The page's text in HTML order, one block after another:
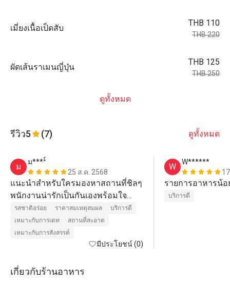
เมี่ยงเนื้อเป็ดสับ
THB 110
THB 220
ผัดเส้นราเมนญี่ปุ่น
THB 125
THB 250
ดูทั้งหมด
รีวิว5 (7) ดูทั้งหมด
ม
ม****์
25 ส.ค. 2568
แนะนำสำหรับใครมองหาสถานที่ชิลๆ
พนักงานน่ารักเป็นกันเองพร้อมใจ
บริการ 8/10
รสชาติอร่อย ราคาสมเหตุสมผล
บริการดี
เหมาะกับการเดท
สถานที่สะอาด
เหมาะกับการสังสรรค์
มีประโยชน์ (0)
W
W******
รายการอาหารน้
บริการดี
เกี่ยวกับร้านอาหาร